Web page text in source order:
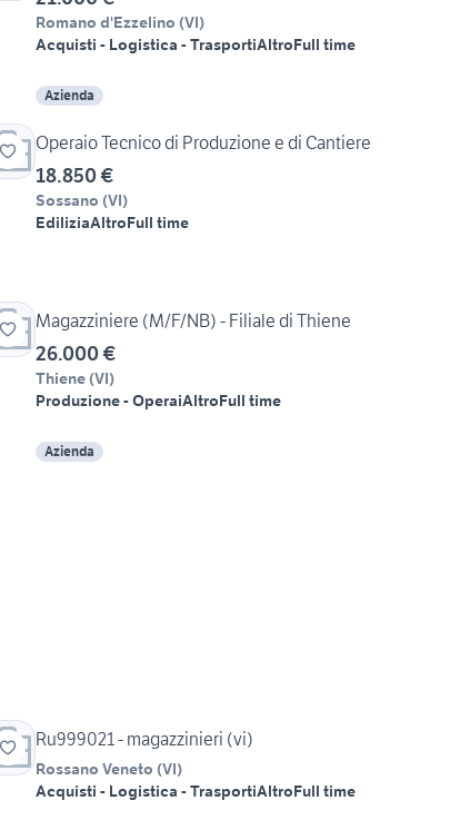
Romano d'Ezzelino (VI)
Acquisti - Logistica - TrasportiAltroFull time
Azienda
Operaio Tecnico di Produzione e di Cantiere
18.850 €
Sossano (VI)
EdiliziaAltroFull time
Magazziniere (M/F/NB) - Filiale di Thiene
26.000 €
Thiene (VI)
Produzione - OperaiAltroFull time
Azienda
Ru999021 - magazzinieri (vi)
Rossano Veneto (VI)
Acquisti - Logistica - TrasportiAltroFull time